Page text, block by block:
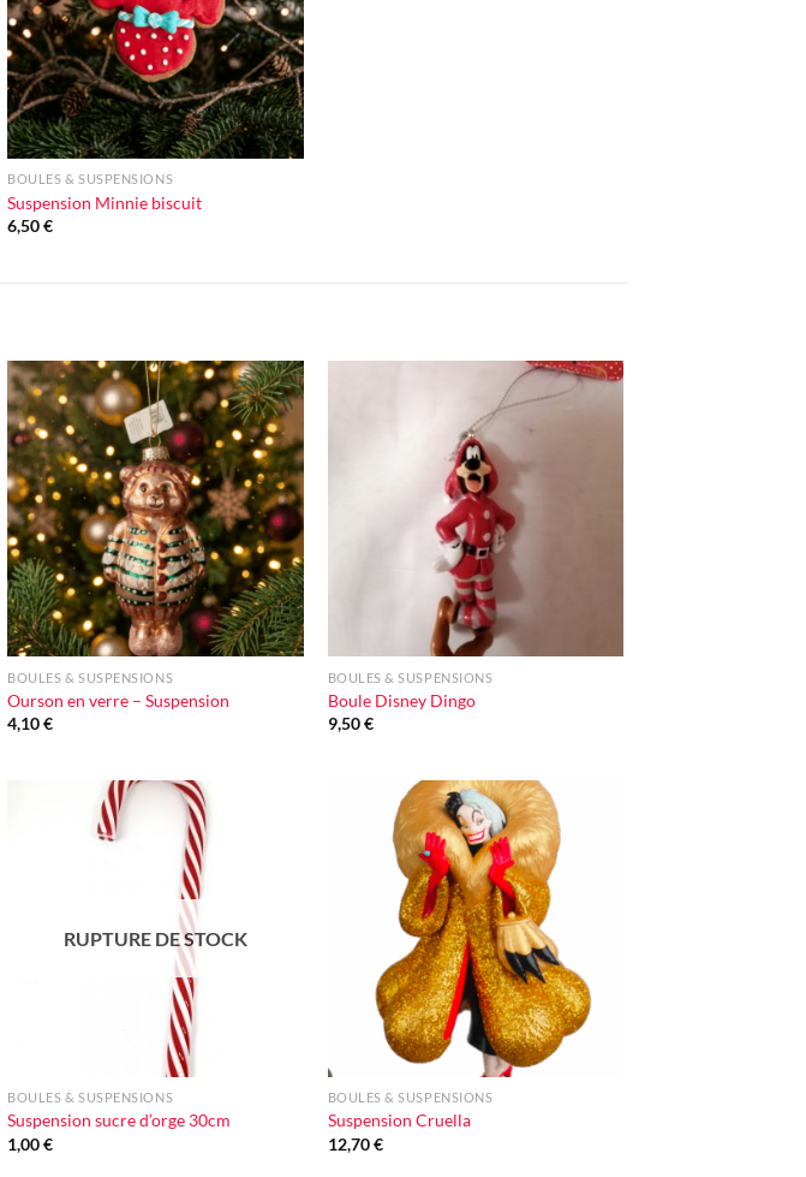
+
BOULES & SUSPENSIONS
Suspension Minnie biscuit
6,50€
Ajouter
à la liste
d'envie
+
BOULES & SUSPENSIONS
Ourson en verre – Suspension
4,10€
BOULES & SUSPENSIONS
Boule Disney Dingo
9,50€
RUPTURE DE STOCK
BOULES & SUSPENSIONS
Suspension sucre d’orge 30cm
1,00€
Ajouter
BOULES & SUSPENSIONS
Suspension Cruella
12,70€